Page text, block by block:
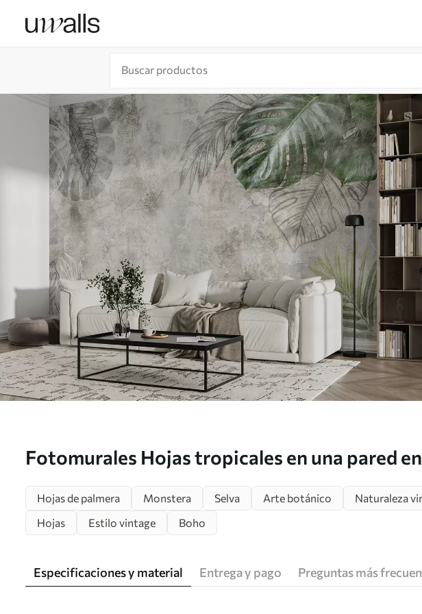
Fotomurales Hojas tropicales en una pared
Hojas de palmera
Monstera Selva Arte botánico Naturaleza
Hojas
Estilo vintage Boho
Especificaciones y material Entrega y pago Preguntas más